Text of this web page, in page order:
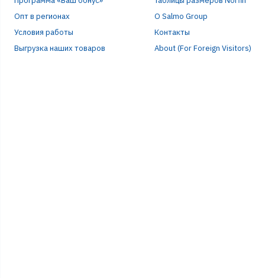
Опт в регионах
Условия работы
Выгрузка наших товаров
О Salmo Group
Контакты
About (For Foreign Visitors)